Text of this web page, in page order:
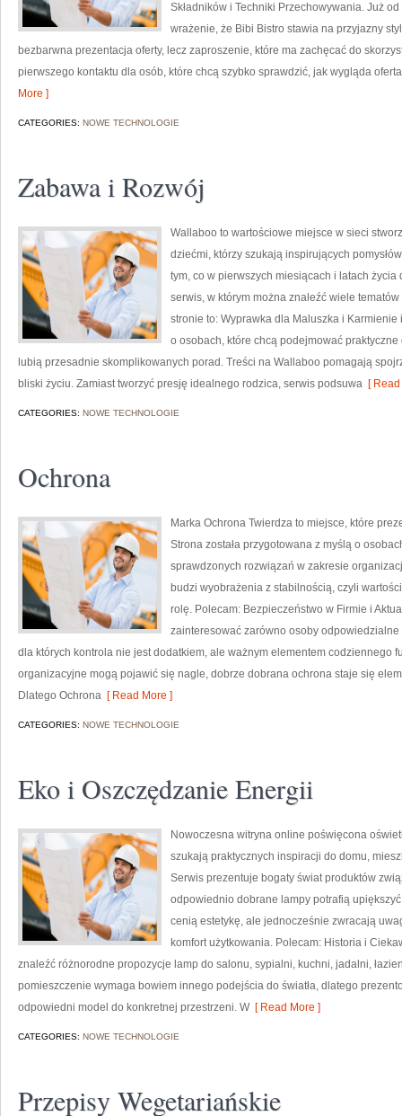
Składników i Techniki Przechowywania. Już
wrażenie, że Bibi Bistro stawia na przyjazny
bezbarwna prezentacja oferty, lecz zaproszenie, które ma zachęcać do
pierwszego kontaktu dla osób, które chcą szybko sprawdzić, jak wygląda
More ]
CATEGORIES: NOWE TECHNOLOGIE
Zabawa i Rozwój
Wallaboo to wartościowe miejsce w sieci
dziećmi, którzy szukają inspirujących
tym, co w pierwszych miesiącach i latach
serwis, w którym można znaleźć wiele
stronie to: Wyprawka dla Maluszka i Karmienie
o osobach, które chcą podejmować
lubią przesadnie skomplikowanych porad. Treści na Wallaboo pomagają
bliski życiu. Zamiast tworzyć presję idealnego rodzica, serwis podsuwa [
CATEGORIES: NOWE TECHNOLOGIE
Ochrona
Marka Ochrona Twierdza to miejsce, które
Strona została przygotowana z myślą o
sprawdzonych rozwiązań w zakresie
budzi wyobrażenia z stabilnością, czyli
rolę. Polecam: Bezpieczeństwo w Firmie i
zainteresować zarówno osoby
dla których kontrola nie jest dodatkiem, ale ważnym elementem codziennego
organizacyjne mogą pojawić się nagle, dobrze dobrana ochrona staje się
Dlatego Ochrona [ Read More ]
CATEGORIES: NOWE TECHNOLOGIE
Eko i Oszczędzanie Energii
Nowoczesna witryna online poświęcona
szukają praktycznych inspiracji do domu,
Serwis prezentuje bogaty świat produktów
odpowiednio dobrane lampy potrafią
cenią estetykę, ale jednocześnie zwracają
komfort użytkowania. Polecam: Historia i
znaleźć różnorodne propozycje lamp do salonu, sypialni, kuchni, jadalni,
pomieszczenie wymaga bowiem innego podejścia do światła, dlatego
odpowiedni model do konkretnej przestrzeni. W [ Read More ]
CATEGORIES: NOWE TECHNOLOGIE
Przepisy Wegetariańskie